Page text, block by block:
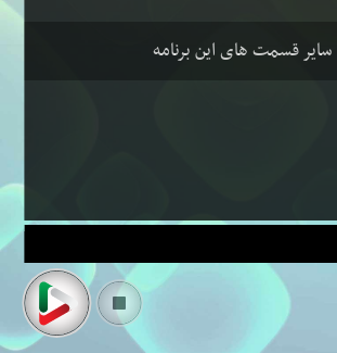
سایر قسمت های این برنامه